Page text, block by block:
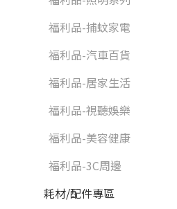
福利品-捕蚊家電
福利品-汽車百貨
福利品-居家生活
福利品-視聽娛樂
福利品-美容健康
福利品-3C周邊
耗材/配件專區